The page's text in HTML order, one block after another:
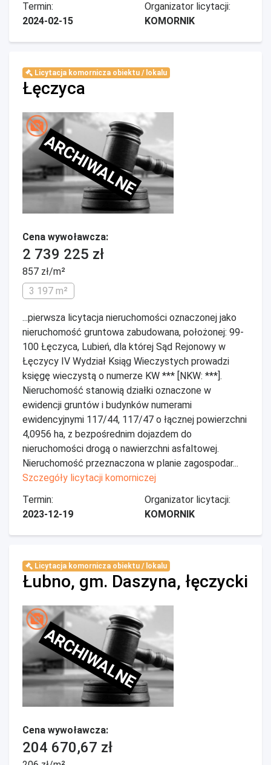
Termin:
2024-02-15
Organizator licytacji:
KOMORNIK
Licytacja komornicza obiektu / lokalu
Łęczyca
ARCHIWALNE
Cena wywoławcza:
2 739 225 zł
857 zł/m²
3 197 m²
...pierwsza licytacja nieruchomości oznaczonej jako
nieruchomość gruntowa zabudowana, położonej: 99-
100 Łęczyca, Lubień, dla której Sąd Rejonowy w
Łęczycy IV Wydział Ksiąg Wieczystych prowadzi
księgę wieczystą o numerze KW *** [NKW: ***].
Nieruchomość stanowią działki oznaczone w
ewidencji gruntów i budynków numerami
ewidencyjnymi 117/44, 117/47 o łącznej powierzchni
4,0956 ha, z bezpośrednim dojazdem do
nieruchomości drogą o nawierzchni asfaltowej.
Nieruchomość przeznaczona w planie zagospodar...
Szczegóły licytacji komorniczej
Termin:
2023-12-19
Organizator licytacji:
KOMORNIK
Licytacja komornicza obiektu / lokalu
Łubno, gm. Daszyna, łęczycki
ARCHIWALNE
Cena wywoławcza:
204 670,67 zł